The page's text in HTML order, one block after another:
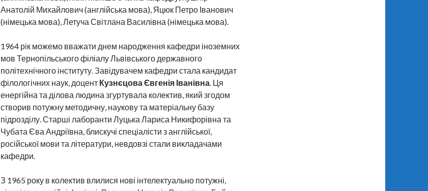
Анатолій Михайлович (англійська мова), Яцюк Петро Іванович
(німецька мова), Летуча Світлана Василівна (німецька мова).
1964 рік можемо вважати днем народження кафедри іноземних
мов Тернопільського філіалу Львівського державного
політехнічного інституту. Завідувачем кафедри стала кандидат
філологічних наук, доцент Кузнєцова Євгенія Іванівна. Ця
енергійна та ділова людина згуртувала колектив, який згодом
створив потужну методичну, наукову та матеріальну базу
підрозділу. Старші лаборанти Луцька Лариса Никифорівна та
Чубата Єва Андріївна, блискучі спеціалісти з англійської,
російської мови та літератури, невдовзі стали викладачами
кафедри.
З 1965 року в колектив влилися нові інтелектуально потужні,